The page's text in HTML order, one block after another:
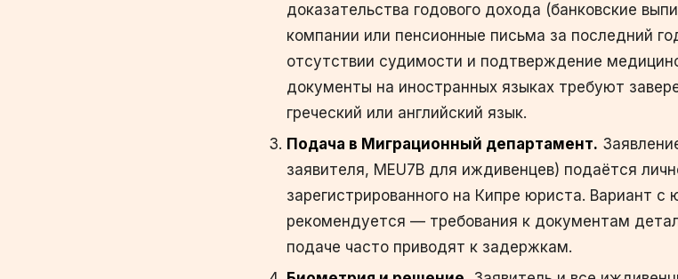
доказательства годового дохода (банковские
компании или пенсионные письма за последний
отсутствии судимости и подтверждение
документы на иностранных языках требуют
греческий или английский язык.
Подача в Миграционный департамент.
заявителя, MEU7B для иждивенцев) подаётся
зарегистрированного на Кипре юриста. Вариант с
рекомендуется — требования к документам
подаче часто приводят к задержкам.